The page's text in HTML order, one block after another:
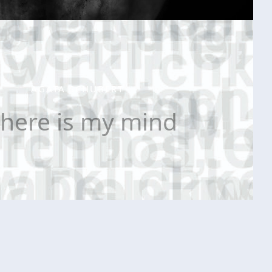
AGATA SCHUBERT
is my mind